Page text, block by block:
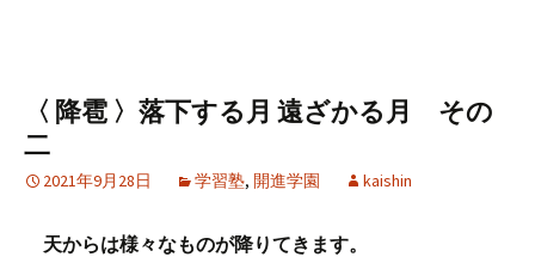
〈 降雹 〉落下する月 遠ざかる月 その
二
2021年9月28日 学習塾, 開進学園 kaishin
天からは様々なものが降りてきます。